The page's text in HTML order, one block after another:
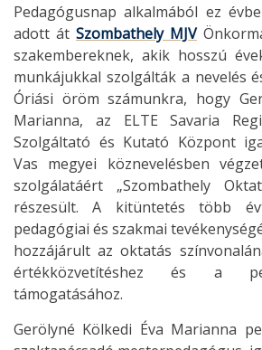
Pedagógusnap alkalmából ez
adott át Szombathely MJV
szakembereknek, akik hosszú
munkájukkal szolgálták a nevelés
Óriási öröm számunkra, hogy
Marianna, az ELTE Savaria
Szolgáltató és Kutató Központ
Vas megyei köznevelésben
szolgálatáért „Szombathely
részesült. A kitüntetés több
pedagógiai és szakmai
hozzájárult az oktatás
értékközvetítéshez és a
támogatásához.
Gerölyné Kölkedi Éva Marianna